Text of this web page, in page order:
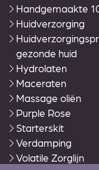
Handgemaakte
Huidverzorging
gezonde huid
Hydrolaten
Maceraten
Massage oliën
Purple Rose
Starterskit
Verdamping
Volatile Zorglijn